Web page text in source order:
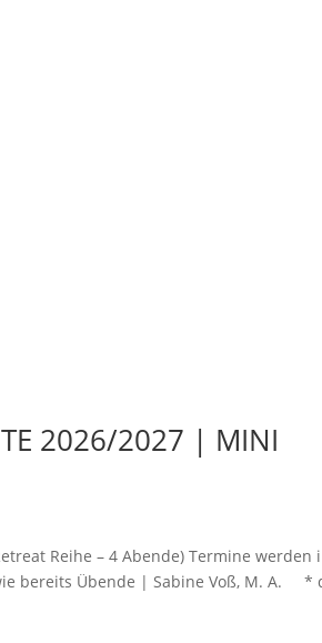
2026/2027 | MINI
Reihe – 4 Abende) Termine werden
bereits Übende | Sabine Voß, M. A. *